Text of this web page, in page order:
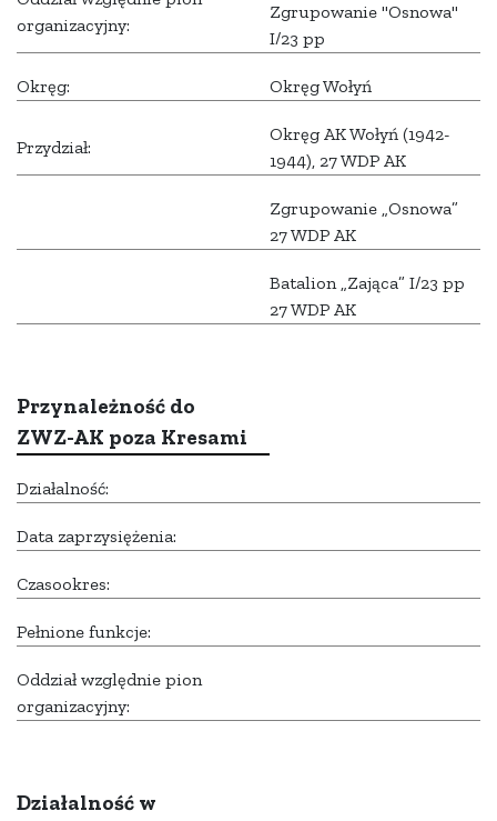
organizacyjny:
Zgrupowanie "Osnowa"
I/23 pp
Okręg: Okręg Wołyń
Przydział:
Okręg AK Wołyń (1942-
1944), 27 WDP AK
Zgrupowanie „Osnowa”
27 WDP AK
Batalion „Zająca” I/23 pp
27 WDP AK
Przynależność do
ZWZ-AK poza Kresami
Działalność:
Data zaprzysiężenia:
Czasookres:
Pełnione funkcje:
Oddział względnie pion
organizacyjny:
Działalność w